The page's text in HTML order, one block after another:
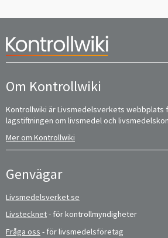
Om Kontrollwiki
Kontrollwiki är Livsmedelsverkets webbplats
lagstiftningen om livsmedel och
Mer om Kontrollwiki
Genvägar
Livsmedelsverket.se
Livstecknet- för kontrollmyndigheter
Fråga oss - för livsmedelsföretag